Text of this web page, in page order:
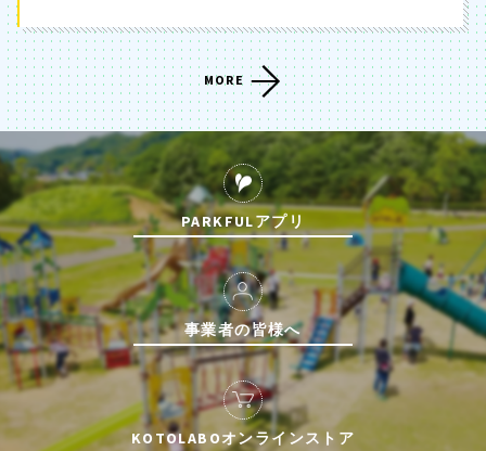
MORE
PARKFULアプリ
事業者の皆様へ
KOTOLABOオンラインストア